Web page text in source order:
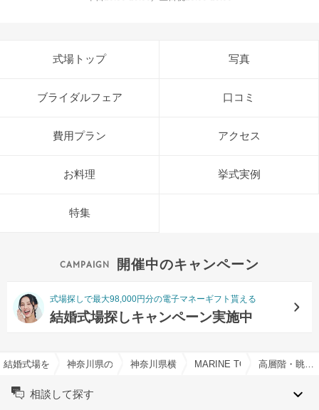
式場トップ 写真
ブライダルフェア 口コミ
費用プラン アクセス
お料理 挙式実例
特集
開催中のキャンペーン
式場探しで最大98,000円分の電子マネーギフト貰える
結婚式場探しキャンペーン実施中
結婚式場を探すならハナユメ神奈川県の結婚式場一覧神奈川県横浜市の結婚式場一覧
MARINE TOWER 高層階・眺めの良い結婚式場特集
相談して探す